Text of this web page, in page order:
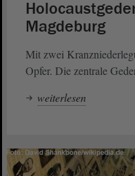
Magdeburg
Mit zwei
Opfer. Die zentrale
weiterlesen